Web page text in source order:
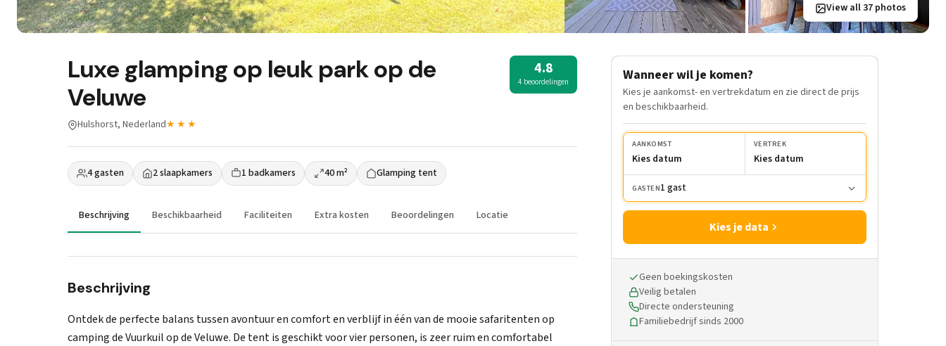
View all 37 photos
Luxe glamping op leuk park op de
Veluwe
4.8
4 beoordelingen
Hulshorst, Nederland★★★
4 gasten 2 slaapkamers 1 badkamers 40 m² Glamping tent
Beschrijving Beschikbaarheid Faciliteiten Extra kosten Beoordelingen Locatie
Beschrijving
Ontdek de perfecte balans tussen avontuur en comfort en verblijf in één van de mooie safaritenten op
camping de Vuurkuil op de Veluwe. De tent is geschikt voor vier personen, is zeer ruim en comfortabel
Wanneer wil je komen?
Kies je aankomst- en vertrekdatum en zie direct de prijs
en beschikbaarheid.
AANKOMST
Kies datum
VERTREK
Kies datum
GASTEN1 gast
Kies je data
Geen boekingskosten
Veilig betalen
Directe ondersteuning
Familiebedrijf sinds 2000